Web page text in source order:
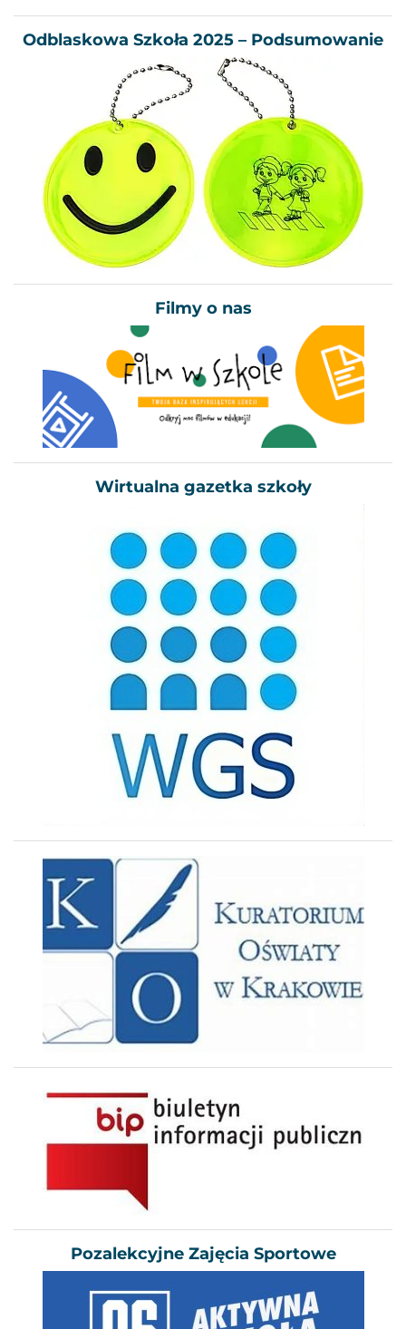
Odblaskowa Szkoła 2025 – Podsumowanie
Filmy o nas
Wirtualna gazetka szkoły
Pozalekcyjne Zajęcia Sportowe